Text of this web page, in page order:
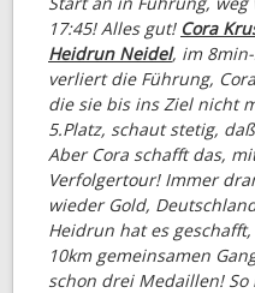
17:45! Alles gut! Cora
Heidrun Neidel, im
verliert die Führung,
die sie bis ins Ziel nicht
5.Platz, schaut stetig,
Aber Cora schafft das,
Verfolgertour! Immer
wieder Gold,
Heidrun hat es
10km gemeinsamen
schon drei Medaillen! So